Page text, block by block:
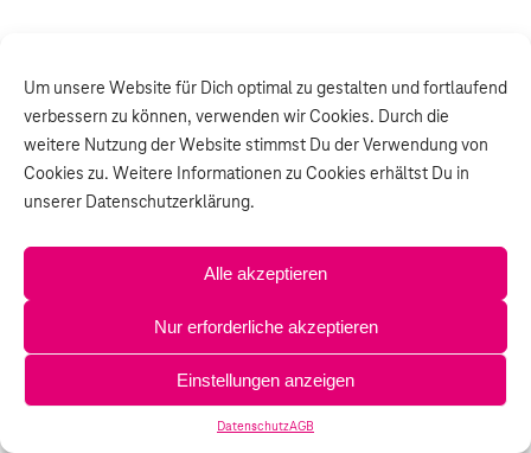
Um unsere Website für Dich optimal zu gestalten und fortlaufend
verbessern zu können, verwenden wir Cookies. Durch die
weitere Nutzung der Website stimmst Du der Verwendung von
Cookies zu. Weitere Informationen zu Cookies erhältst Du in
unserer Datenschutzerklärung.
Alle akzeptieren
Nur erforderliche akzeptieren
Einstellungen anzeigen
DatenschutzAGB